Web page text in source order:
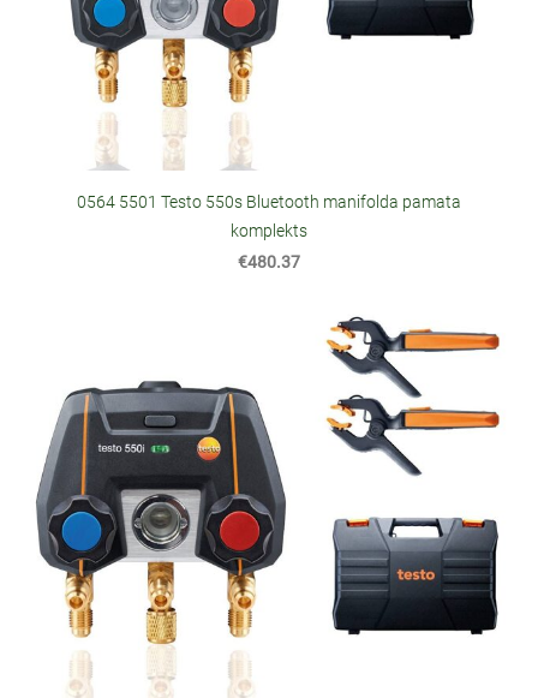
0564 5501 Testo 550s Bluetooth manifolda pamata
komplekts
€480.37